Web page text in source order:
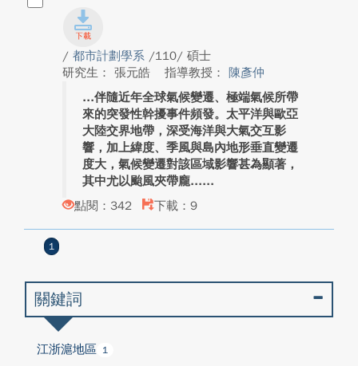
/ 都市計劃學系 /110/ 碩士
研究生： 張元皓
指導教授： 陳彥仲
伴隨近年全球氣候變遷、極端氣候所帶
來的突發性幹擾事件頻發。太平洋與歐亞
大陸交界地帶，深受海洋與大氣交互影
響，加上緯度、季風與島內地形垂直變遷
度大，氣候變遷對該區域影響甚為顯著，
其中尤以颱風夾帶龐...
點閱：342
下載：9
1
關鍵詞
江浙滬地區 1